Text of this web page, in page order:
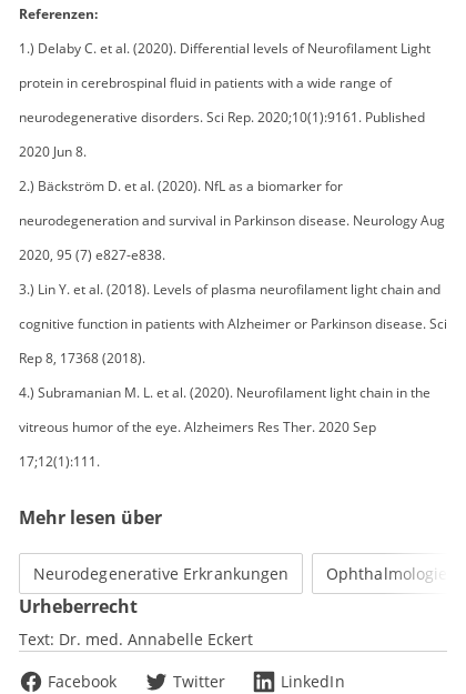
Referenzen:
1.) Delaby C. et al. (2020). Differential levels of Neurofilament Light
protein in cerebrospinal fluid in patients with a wide range of
neurodegenerative disorders. Sci Rep. 2020;10(1):9161. Published
2020 Jun 8.
2.) Bäckström D. et al. (2020). NfL as a biomarker for
neurodegeneration and survival in Parkinson disease. Neurology Aug
2020, 95 (7) e827-e838.
3.) Lin Y. et al. (2018). Levels of plasma neurofilament light chain and
cognitive function in patients with Alzheimer or Parkinson disease. Sci
Rep 8, 17368 (2018).
4.) Subramanian M. L. et al. (2020). Neurofilament light chain in the
vitreous humor of the eye. Alzheimers Res Ther. 2020 Sep
17;12(1):111.
Mehr lesen über
Neurodegenerative Erkrankungen Ophthalmologie
Urheberrecht
Text: Dr. med. Annabelle Eckert
Facebook
Twitter LinkedIn